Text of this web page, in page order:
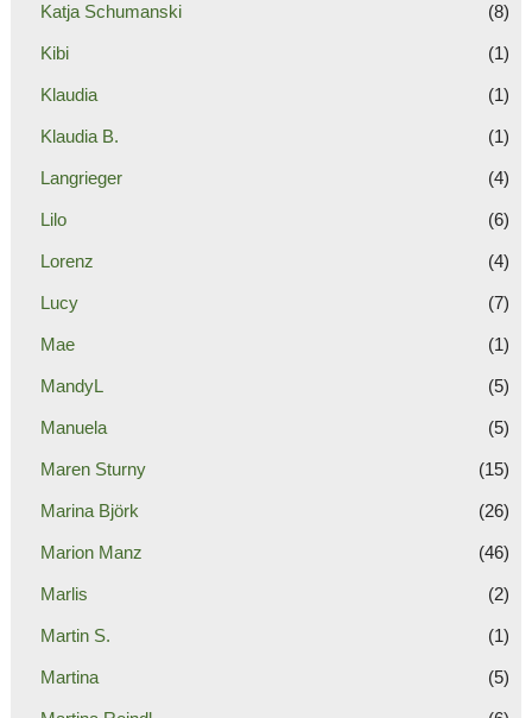
Katja Schumanski (8)
Kibi (1)
Klaudia (1)
Klaudia B. (1)
Langrieger (4)
Lilo (6)
Lorenz (4)
Lucy (7)
Mae (1)
MandyL (5)
Manuela (5)
Maren Sturny (15)
Marina Björk (26)
Marion Manz (46)
Marlis (2)
Martin S. (1)
Martina (5)